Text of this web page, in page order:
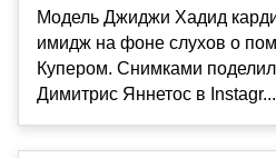
Модель Джиджи Хадид
имидж на фоне слухов о
Купером. Снимками
Димитрис Яннетос в Instagr...